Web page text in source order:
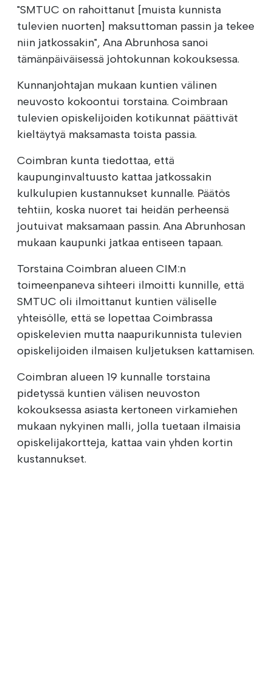
"SMTUC on rahoittanut [muista kunnista
tulevien nuorten] maksuttoman passin ja tekee
niin jatkossakin", Ana Abrunhosa sanoi
tämänpäiväisessä johtokunnan kokouksessa.
Kunnanjohtajan mukaan kuntien välinen
neuvosto kokoontui torstaina. Coimbraan
tulevien opiskelijoiden kotikunnat päättivät
kieltäytyä maksamasta toista passia.
Coimbran kunta tiedottaa, että
kaupunginvaltuusto kattaa jatkossakin
kulkulupien kustannukset kunnalle. Päätös
tehtiin, koska nuoret tai heidän perheensä
joutuivat maksamaan passin. Ana Abrunhosan
mukaan kaupunki jatkaa entiseen tapaan.
Torstaina Coimbran alueen CIM:n
toimeenpaneva sihteeri ilmoitti kunnille, että
SMTUC oli ilmoittanut kuntien väliselle
yhteisölle, että se lopettaa Coimbrassa
opiskelevien mutta naapurikunnista tulevien
opiskelijoiden ilmaisen kuljetuksen kattamisen.
Coimbran alueen 19 kunnalle torstaina
pidetyssä kuntien välisen neuvoston
kokouksessa asiasta kertoneen virkamiehen
mukaan nykyinen malli, jolla tuetaan ilmaisia
opiskelijakortteja, kattaa vain yhden kortin
kustannukset.